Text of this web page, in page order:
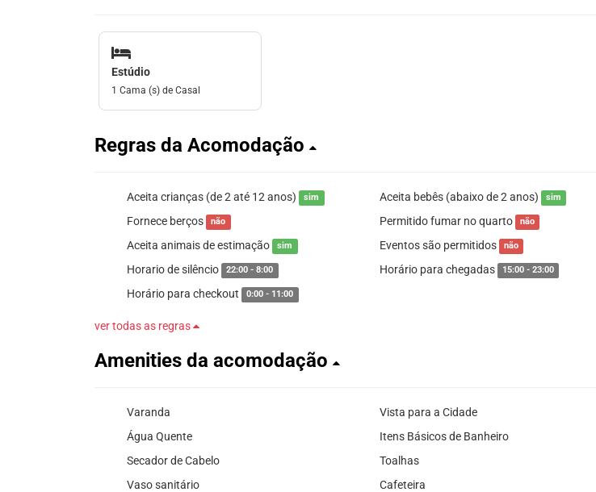
Estúdio
1 Cama (s) de Casal
Regras da Acomodação
Aceita crianças (de 2 até 12 anos) sim Aceita bebês (abaixo de 2 anos) sim
Fornece berços não Permitido fumar no quarto não
Aceita animais de estimação sim Eventos são permitidos não
Horario de silêncio 22:00 - 8:00 Horário para chegadas 15:00 - 23:00
Horário para checkout 0:00 - 11:00
ver todas as regras
Amenities da acomodação
Varanda
Vista para a Cidade
Água Quente
Itens Básicos de Banheiro
Secador de Cabelo
Toalhas
Vaso sanitário
Cafeteira